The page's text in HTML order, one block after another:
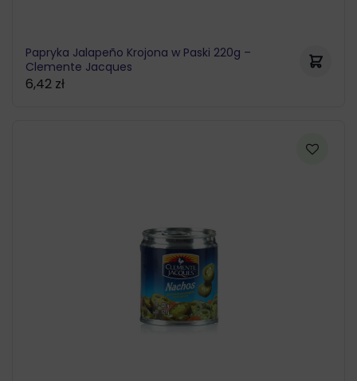
Papryka Jalapeño Krojona w Paski 220g –
Clemente Jacques
6,42 zł